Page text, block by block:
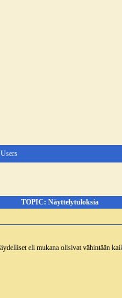
TOPIC: Näyttelytuloksia
eli mukana olisivat vähintään